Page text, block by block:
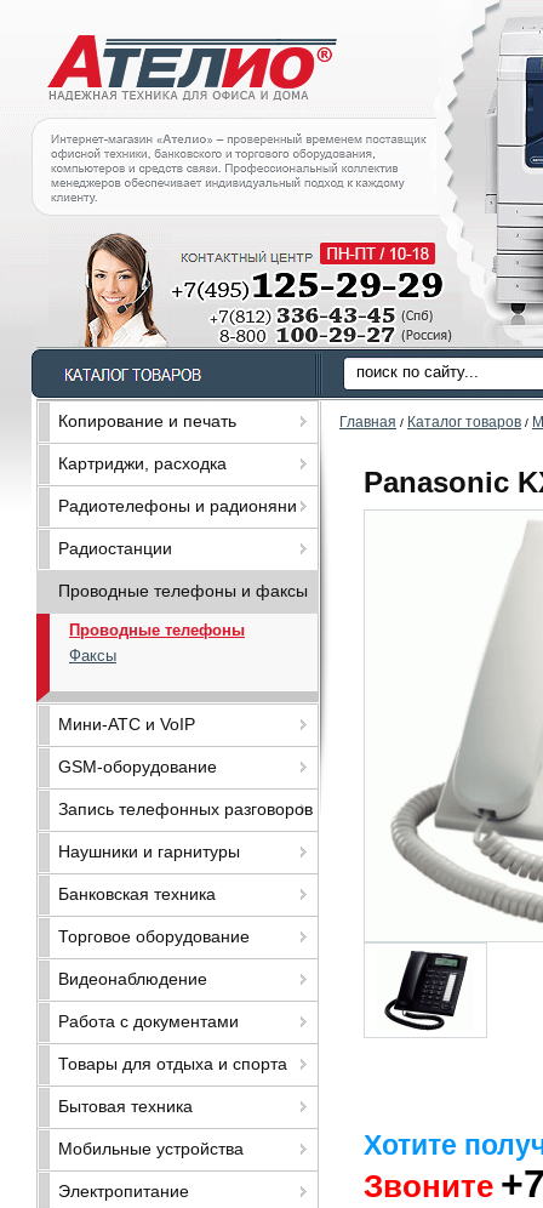
Копирование и печать
Картриджи, расходка
Радиотелефоны и радионяни
Радиостанции
Проводные телефоны и факсы
Проводные телефоны
Факсы
Мини-АТС и VoIP
GSM-оборудование
Запись телефонных разговоров
Наушники и гарнитуры
Банковская техника
Торговое оборудование
Видеонаблюдение
Работа с документами
Товары для отдыха и спорта
Бытовая техника
Мобильные устройства
Электропитание
Главная / Каталог товаров /
Panasonic
Хотите
Звоните